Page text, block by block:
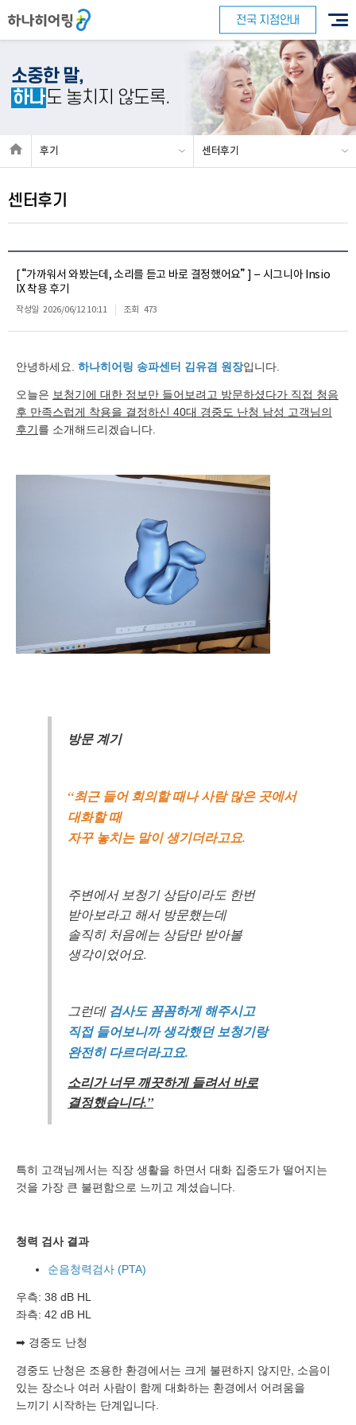
전국 지점안내
소중한 말,
하나도 놓치지 않도록.
후기 센터후기
센터후기
[ “가까워서 와봤는데, 소리를 듣고 바로 결정했어요” ] – 시그니아 Insio
IX 착용 후기
작성일 2026/06/12 10:11 조회 473
안녕하세요. 하나히어링 송파센터 김유겸 원장입니다.
오늘은 보청기에 대한 정보만 들어보려고 방문하셨다가 직접 청음
후 만족스럽게 착용을 결정하신 40대 경중도 난청 남성 고객님의
후기를 소개해드리겠습니다.
방문 계기
“최근 들어 회의할 때나 사람 많은 곳에서
대화할 때
자꾸 놓치는 말이 생기더라고요.
주변에서 보청기 상담이라도 한번
받아보라고 해서 방문했는데
솔직히 처음에는 상담만 받아볼
생각이었어요.
그런데 검사도 꼼꼼하게 해주시고
직접 들어보니까 생각했던 보청기랑
완전히 다르더라고요.
소리가 너무 깨끗하게 들려서 바로
결정했습니다.”
특히 고객님께서는 직장 생활을 하면서 대화 집중도가 떨어지는
것을 가장 큰 불편함으로 느끼고 계셨습니다.
청력 검사 결과
순음청력검사 (PTA)
우측: 38 dB HL
좌측: 42 dB HL
➡ 경중도 난청
경중도 난청은 조용한 환경에서는 크게 불편하지 않지만, 소음이
있는 장소나 여러 사람이 함께 대화하는 환경에서 어려움을
느끼기 시작하는 단계입니다.